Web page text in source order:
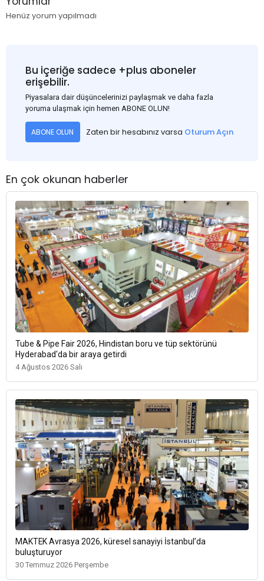
Henüz yorum yapılmadı
Bu içeriğe sadece +plus aboneler
erişebilir.
Piyasalara dair düşüncelerinizi paylaşmak ve daha fazla
yoruma ulaşmak için hemen ABONE OLUN!
ABONE OLUN Zaten bir hesabınız varsa Oturum Açın
En çok okunan haberler
Tube & Pipe Fair 2026, Hindistan boru ve tüp sektörünü
Hyderabad'da bir araya getirdi
4 Ağustos 2026 Salı
MAKTEK Avrasya 2026, küresel sanayiyi İstanbul’da
buluşturuyor
30 Temmuz 2026 Perşembe